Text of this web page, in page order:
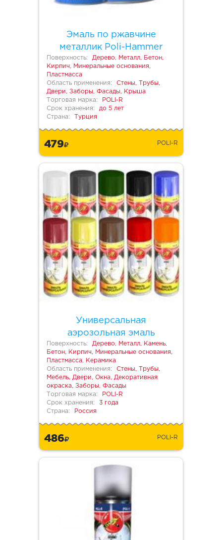
Эмаль по ржавчине
металлик Poli-Hammer
Поверхность:
Дерево, Металл, Бетон,
Кирпич, Минеральные основания,
Пластмасса
Область применения:
Стены, Трубы,
Двери, Заборы, Фасады, Крыша
Торговая марка:
POLI-R
Срок хранения:
до 5 лет
Страна:
Турция
479 POLI-R
Универсальная
аэрозольная эмаль
Поверхность:
Дерево, Металл, Камень,
Бетон, Кирпич, Минеральные основания,
Пластмасса, Керамика
Область применения:
Стены, Трубы,
Мебель, Двери, Окна, Декоративная
окраска, Заборы, Фасады
Торговая марка:
POLI-R
Срок хранения:
3 года
Страна:
Россия
486 POLI-R